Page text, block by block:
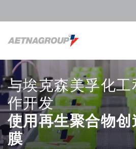
与埃克森美孚化工
作开发
使用再生聚合物
膜